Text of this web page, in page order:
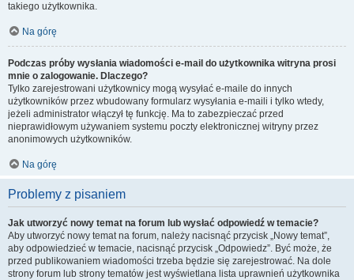
takiego użytkownika.
Na górę
Podczas próby wysłania wiadomości e-mail do użytkownika witryna prosi
mnie o zalogowanie. Dlaczego?
Tylko zarejestrowani użytkownicy mogą wysyłać e-maile do innych
użytkowników przez wbudowany formularz wysyłania e-maili i tylko wtedy,
jeżeli administrator włączył tę funkcję. Ma to zabezpieczać przed
nieprawidłowym używaniem systemu poczty elektronicznej witryny przez
anonimowych użytkowników.
Na górę
Problemy z pisaniem
Jak utworzyć nowy temat na forum lub wysłać odpowiedź w temacie?
Aby utworzyć nowy temat na forum, należy nacisnąć przycisk „Nowy temat”,
aby odpowiedzieć w temacie, nacisnąć przycisk „Odpowiedz”. Być może, że
przed publikowaniem wiadomości trzeba będzie się zarejestrować. Na dole
strony forum lub strony tematów jest wyświetlana lista uprawnień użytkownika